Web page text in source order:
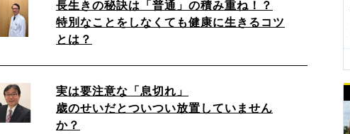
長生きの秘訣は「普通」の積み重ね！？
特別なことをしなくても健康に生きるコツ
とは？
実は要注意な「息切れ」
歳のせいだとついつい放置していません
か？